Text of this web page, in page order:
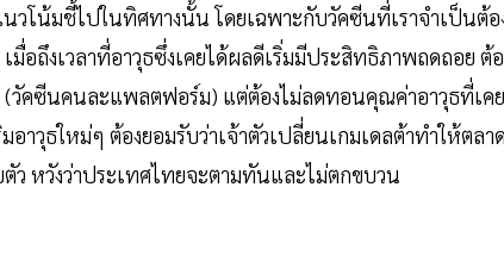
วโน้มชี้ไปในทิศทางนั้น โดยเฉพาะกับวัคซีนที่เราจำเป็นต้อ
อถึงเวลาที่อาวุธซึ่งเคยได้ผลดีเริ่มมีประสิทธิภาพถดถอย ต้
(วัคซีนคนละแพลตฟอร์ม) แต่ต้องไม่ลดทอนคุณค่าอาวุธที่เคย
าวุธใหม่ๆ ต้องยอมรับว่าเจ้าตัวเปลี่ยนเกมเดลต้าทำให้ตลา
ว หวังว่าประเทศไทยจะตามทันและไม่ตกขบวน